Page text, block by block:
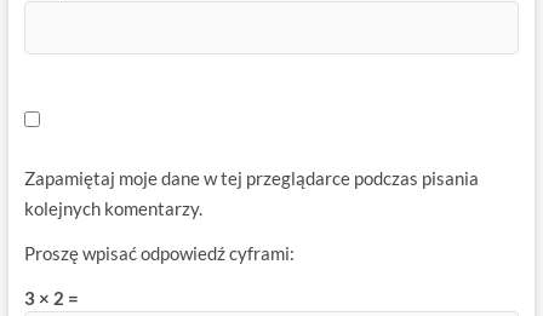
Zapamiętaj moje dane w tej przeglądarce podczas pisania
kolejnych komentarzy.
Proszę wpisać odpowiedź cyframi:
3 × 2 =